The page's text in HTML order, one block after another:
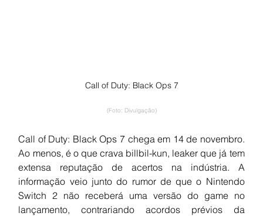
Call of Duty: Black Ops 7
(Foto: Divulgação)
Call of Duty: Black Ops 7 chega em 14 de novembro.
Ao menos, é o que crava billbil-kun, leaker que já tem
extensa reputação de acertos na indústria. A
informação veio junto do rumor de que o Nintendo
Switch 2 não receberá uma versão do game no
lançamento, contrariando acordos prévios da